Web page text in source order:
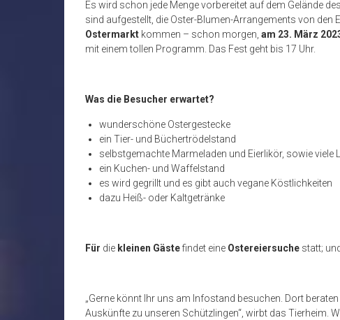
Es wird schon jede Menge vorbereitet auf dem Gelände
sind aufgestellt, die Oster-Blumen-Arrangements von
Ostermarkt kommen – schon morgen, am 23. März
mit einem tollen Programm. Das Fest geht bis 17 Uhr.
Was die Besucher erwartet?
wunderschöne Ostergestecke
ein Tier- und Büchertrödelstand
selbstgemachte Marmeladen und Eierlikör, sowie viele
ein Kuchen- und Waffelstand
es wird gegrillt und es gibt auch vegane Köstlichkeiten
dazu Heiß- oder Kaltgetränke
Für die kleinen Gästefindet eine Ostereiersuche statt;
„Gerne könnt Ihr uns am Infostand besuchen. Dort
Auskünfte zu unseren Schützlingen“, wirbt das Tierheim.